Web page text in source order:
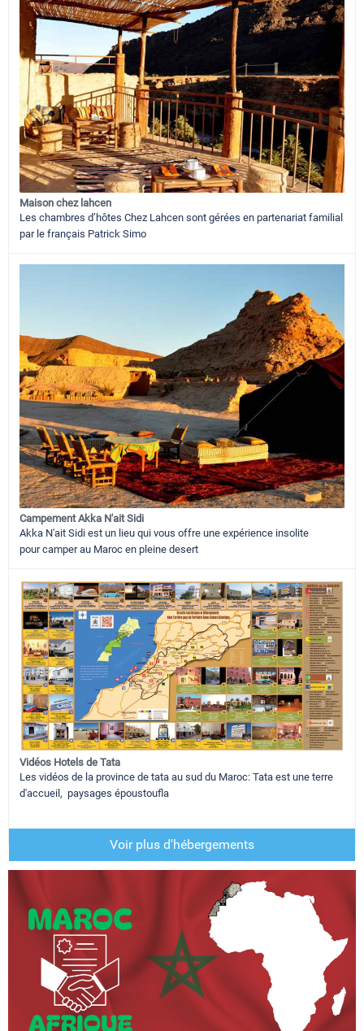
Maison chez lahcen
Les chambres d’hôtes Chez Lahcen sont gérées en partenariat familial
par le français Patrick Simo
Campement Akka N'ait Sidi
Akka N'ait Sidi est un lieu qui vous offre une expérience insolite
pour camper au Maroc en pleine desert
Vidéos Hotels de Tata
Les vidéos de la province de tata au sud du Maroc: Tata est une terre
d'accueil, paysages époustoufla
Voir plus d'hébergements